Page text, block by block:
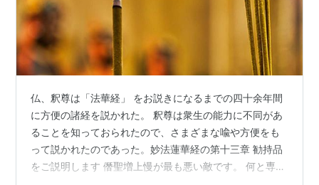
仏、釈尊は「法華経」 をお説きになるまでの四十余年間
に方便の諸経を説かれた。 釈尊は衆生の能力に不同があ
ることを知っておられたので、さまざまな喩や方便をも
って説かれたのであった。妙法蓮華経の第十三章 勧持品
をご説明します 僭聖増上慢が最も悪い敵です。 何と専門